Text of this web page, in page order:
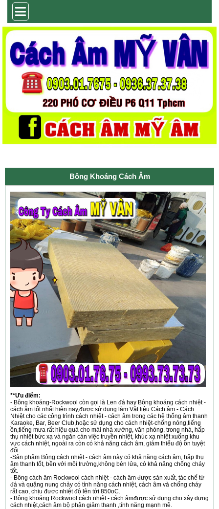
Bông Khoáng Cách Âm
**Ưu điểm:
- Bông khoáng-Rockwool còn gọi là Len đá hay Bông khoáng cách nhiệt -
cách âm tốt nhất hiện nay,được sử dụng làm Vật liệu Cách âm - Cách
Nhiệt cho các công trình cách nhiệt - cách âm trong các hệ thống âm thanh
Karaoke, Bar, Beer Club,hoặc sử dụng cho cách nhiệt-chống nóng,tiếng
ồn,tiếng mưa rất hiệu quả cho mái nhà xưởng, văn phòng, trong nhà, hấp
thụ nhiệt bức xạ và ngăn cản việc truyền nhiệt, khúc xạ nhiệt xuống khu
vực cách nhiệt, ngoài ra còn có khả năng cách âm, giảm thiểu độ ồn tuyệt
đối.
-Sản phẩm Bông cách nhiệt - cách âm này có khả năng cách âm, hấp thụ
âm thanh tốt, bền với môi trường,không bén lửa, có khả năng chống cháy
tốt.
- Bông cách âm Rockwool cách nhiệt - cách âm được sản xuất, tác chế từ
đá và quặng nung chảy có tính năng cách nhiệt, cách âm và chống cháy
rất cao, chịu đươc nhiệt độ lên tới 850oC.
- Bông khoáng Rockwool cách nhiệt - cách âmđược sử dụng cho xây dựng
cách nhiệt,cách âm bộ phận giảm thanh ,tính năng mạnh mẽ.